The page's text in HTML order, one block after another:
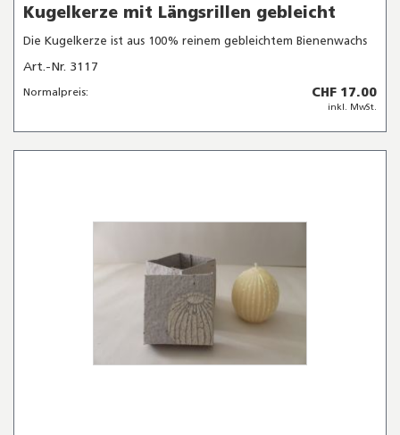
Kugelkerze mit Längsrillen gebleicht
Die Kugelkerze ist aus 100% reinem gebleichtem Bienenwachs
Art.-Nr. 3117
Normalpreis: CHF 17.00
inkl. MwSt.